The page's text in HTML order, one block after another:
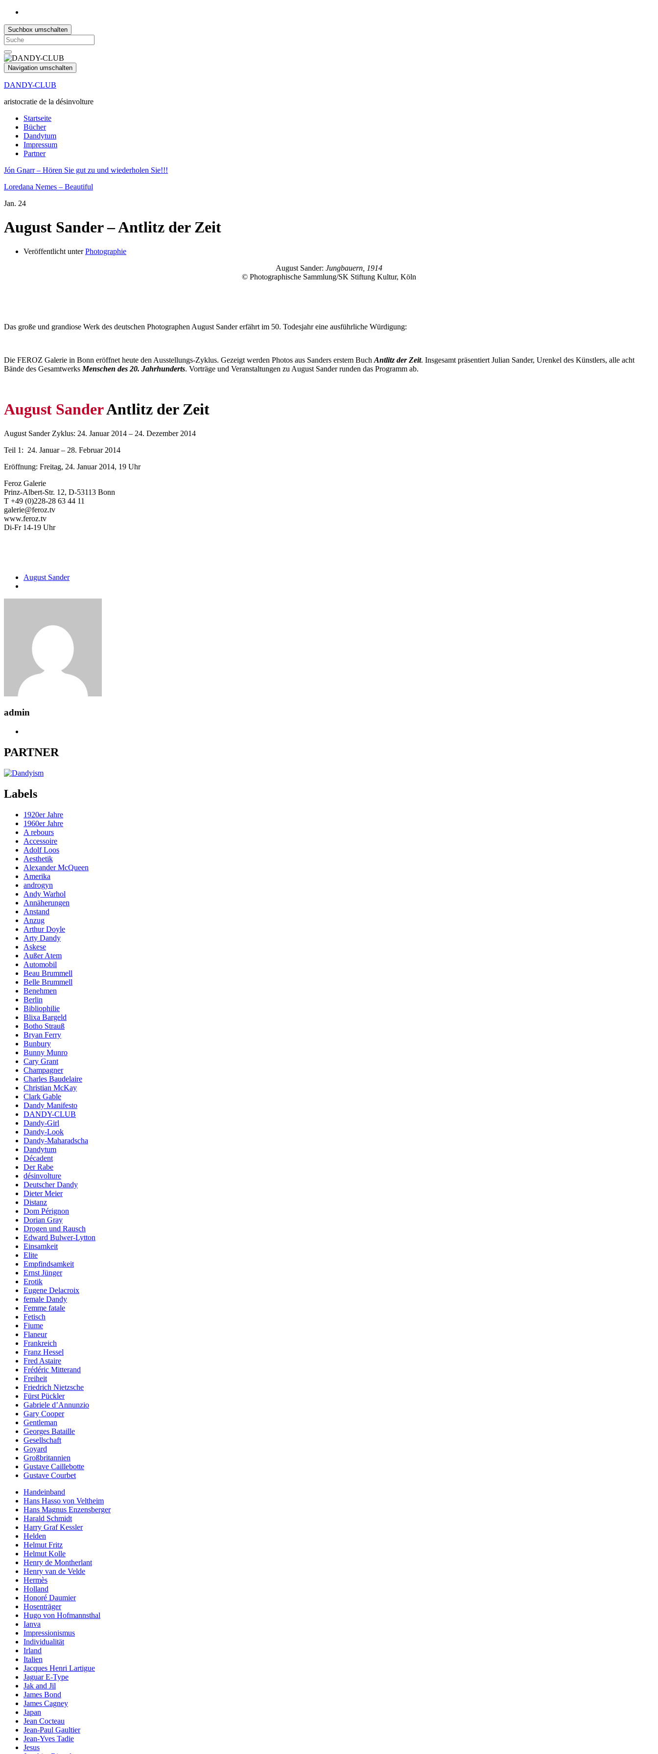
Suchbox umschalten
Search
for:
Navigation umschalten
DANDY-CLUB
aristocratie de la désinvolture
Startseite
Bücher
Dandytum
Impressum
Partner
Jón Gnarr – Hören Sie gut zu und wiederholen Sie!!!
Loredana Nemes – Beautiful
Jan. 24
August Sander – Antlitz der Zeit
Veröffentlicht unterPhotographie
August Sander: Jungbauern, 1914
© Photographische Sammlung/SK Stiftung Kultur, Köln
Das große und grandiose Werk des deutschen Photographen August Sander erfährt im 50. Todesjahr eine ausführliche Würdigung:
Die FEROZ Galerie in Bonn eröffnet heute den Ausstellungs-Zyklus. Gezeigt werden Photos aus Sanders erstem Buch Antlitz der Zeit. Insgesamt präsentiert Julian Sander, Urenkel des Künstlers, alle acht
Bände des Gesamtwerks Menschen des 20. Jahrhunderts. Vorträge und Veranstaltungen zu August Sander runden das Programm ab.
August SanderAntlitz der Zeit
August Sander Zyklus: 24. Januar 2014 – 24. Dezember 2014
Teil 1: 24. Januar – 28. Februar 2014
Eröffnung: Freitag, 24. Januar 2014, 19 Uhr
Feroz Galerie
Prinz-Albert-Str. 12, D-53113 Bonn
T +49 (0)228-28 63 44 11
galerie@feroz.tv
www.feroz.tv
Di-Fr 14-19 Uhr
August Sander
admin
PARTNER
Labels
1920er Jahre
1960er Jahre
A rebours
Accessoire
Adolf Loos
Aesthetik
Alexander McQueen
Amerika
androgyn
Andy Warhol
Annäherungen
Anstand
Anzug
Arthur Doyle
Arty Dandy
Askese
Außer Atem
Automobil
Beau Brummell
Belle Brummell
Benehmen
Berlin
Bibliophilie
Blixa Bargeld
Botho Strauß
Bryan Ferry
Bunbury
Bunny Munro
Cary Grant
Champagner
Charles Baudelaire
Christian McKay
Clark Gable
Dandy Manifesto
DANDY-CLUB
Dandy-Girl
Dandy-Look
Dandy-Maharadscha
Dandytum
Décadent
Der Rabe
désinvolture
Deutscher Dandy
Dieter Meier
Distanz
Dom Pérignon
Dorian Gray
Drogen und Rausch
Edward Bulwer-Lytton
Einsamkeit
Elite
Empfindsamkeit
Ernst Jünger
Erotik
Eugene Delacroix
female Dandy
Femme fatale
Fetisch
Fiume
Flaneur
Frankreich
Franz Hessel
Fred Astaire
Frédéric Mitterand
Freiheit
Friedrich Nietzsche
Fürst Pückler
Gabriele d’Annunzio
Gary Cooper
Gentleman
Georges Bataille
Gesellschaft
Goyard
Großbritannien
Gustave Caillebotte
Gustave Courbet
Handeinband
Hans Hasso von Veltheim
Hans Magnus Enzensberger
Harald Schmidt
Harry Graf Kessler
Helden
Helmut Fritz
Helmut Kolle
Henry de Montherlant
Henry van de Velde
Hermès
Holland
Honoré Daumier
Hosenträger
Hugo von Hofmannsthal
Ianva
Impressionismus
Individualität
Irland
Italien
Jacques Henri Lartigue
Jaguar E-Type
Jak and Jil
James Bond
James Cagney
Japan
Jean Cocteau
Jean-Paul Gaultier
Jean-Yves Tadie
Jesus